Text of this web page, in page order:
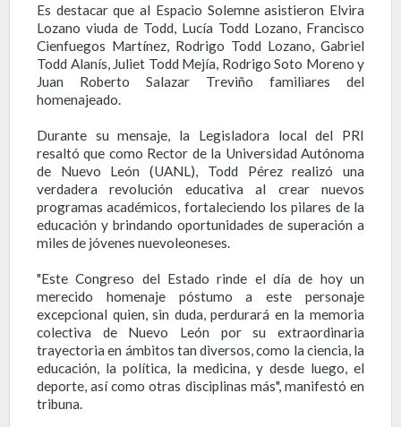
Es destacar que al Espacio Solemne asistieron Elvira
Lozano viuda de Todd, Lucía Todd Lozano, Francisco
Cienfuegos Martínez, Rodrigo Todd Lozano, Gabriel
Todd Alanís, Juliet Todd Mejía, Rodrigo Soto Moreno y
Juan Roberto Salazar Treviño familiares del
homenajeado.
Durante su mensaje, la Legisladora local del PRI
resaltó que como Rector de la Universidad Autónoma
de Nuevo León (UANL), Todd Pérez realizó una
verdadera revolución educativa al crear nuevos
programas académicos, fortaleciendo los pilares de la
educación y brindando oportunidades de superación a
miles de jóvenes nuevoleoneses.
"Este Congreso del Estado rinde el día de hoy un
merecido homenaje póstumo a este personaje
excepcional quien, sin duda, perdurará en la memoria
colectiva de Nuevo León por su extraordinaria
trayectoria en ámbitos tan diversos, como la ciencia, la
educación, la política, la medicina, y desde luego, el
deporte, así como otras disciplinas más", manifestó en
tribuna.